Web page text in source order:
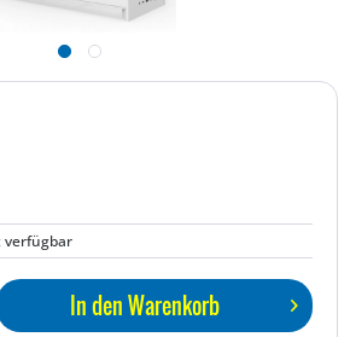
In denWarenkorb